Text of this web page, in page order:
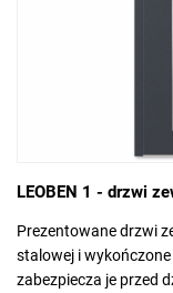
LEOBEN 1 - drzwi
Prezentowane drzwi
stalowej i
zabezpiecza je przed